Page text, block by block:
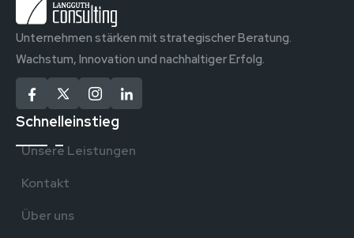
Unternehmen stärken mit strategischer Beratung.
Wachstum, Innovation und nachhaltiger Erfolg.
Schnelleinstieg
Unsere Leistungen
Kontakt
Über uns